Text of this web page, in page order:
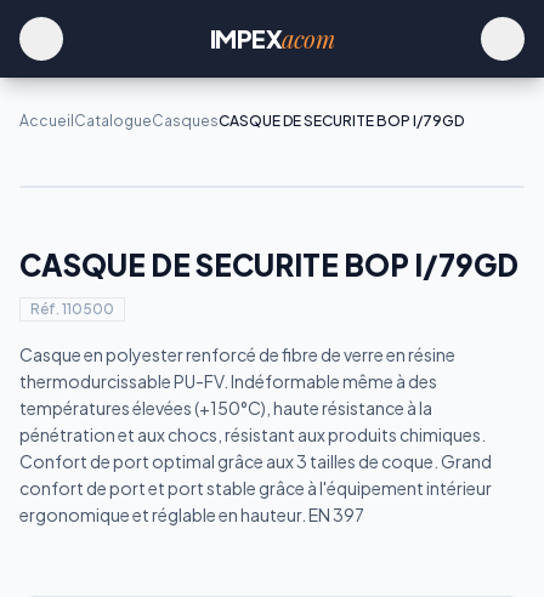
IMPEXacom
Accueil CatalogueCasquesCASQUE DE SECURITE BOP I/79GD
CASQUE DE SECURITE BOP I/79GD
Réf. 110500
Casque en polyester renforcé de fibre de verre en résine
thermodurcissable PU-FV. Indéformable même à des
températures élevées (+150°C), haute résistance à la
pénétration et aux chocs, résistant aux produits chimiques.
Confort de port optimal grâce aux 3 tailles de coque. Grand
confort de port et port stable grâce à l'équipement intérieur
ergonomique et réglable en hauteur. EN 397